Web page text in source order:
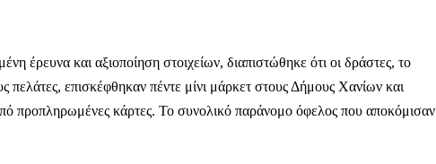
έρευνα και αξιοποίηση στοιχείων, διαπιστώθηκε ότι οι δράστες, το
επισκέφθηκαν πέντε μίνι μάρκετ στους Δήμους Χανίων και
προπληρωμένες κάρτες. Το συνολικό παράνομο όφελος που αποκόμισαν